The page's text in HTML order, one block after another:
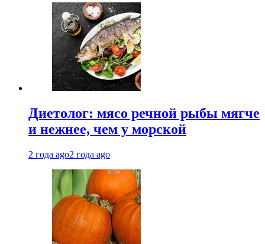
Диетолог: мясо речной рыбы мягче
и нежнее, чем у морской
2 года ago2 года ago